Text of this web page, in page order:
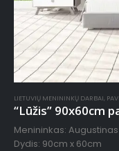
LIETUVIŲ MENININKŲ DARBAI,
“Lūžis” 90x60cm
Menininkas:
Dydis: 90cm x 60cm